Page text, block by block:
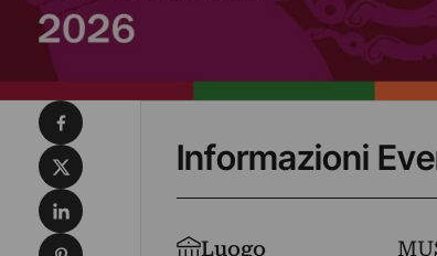
Informazioni
Luogo
Condividi su Facebook
Condividi su X
Condividi su LinkedIn
Condividi su Pinterest